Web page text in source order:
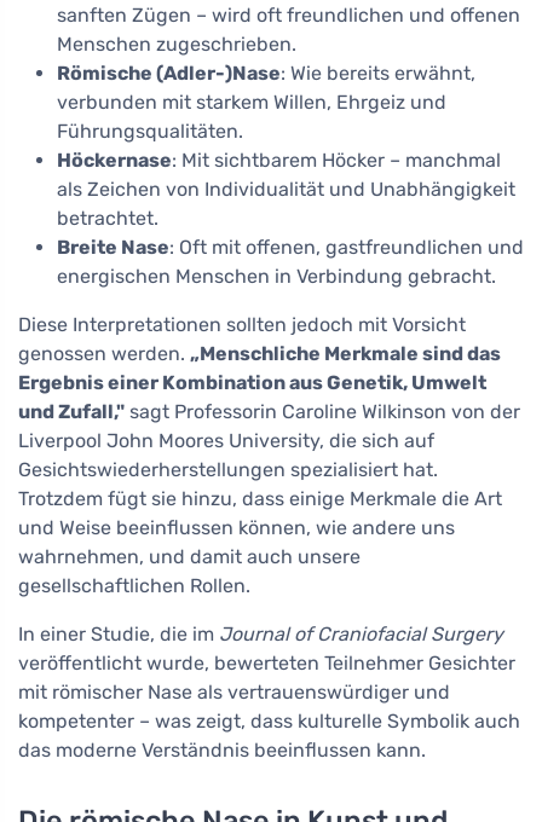
sanften Zügen – wird oft freundlichen und offenen
Menschen zugeschrieben.
Römische (Adler-)Nase: Wie bereits erwähnt,
verbunden mit starkem Willen, Ehrgeiz und
Führungsqualitäten.
Höckernase: Mit sichtbarem Höcker – manchmal
als Zeichen von Individualität und Unabhängigkeit
betrachtet.
Breite Nase: Oft mit offenen, gastfreundlichen und
energischen Menschen in Verbindung gebracht.
Diese Interpretationen sollten jedoch mit Vorsicht
genossen werden. „Menschliche Merkmale sind das
Ergebnis einer Kombination aus Genetik, Umwelt
und Zufall," sagt Professorin Caroline Wilkinson von der
Liverpool John Moores University, die sich auf
Gesichtswiederherstellungen spezialisiert hat.
Trotzdem fügt sie hinzu, dass einige Merkmale die Art
und Weise beeinflussen können, wie andere uns
wahrnehmen, und damit auch unsere
gesellschaftlichen Rollen.
In einer Studie, die im Journal of Craniofacial Surgery
veröffentlicht wurde, bewerteten Teilnehmer Gesichter
mit römischer Nase als vertrauenswürdiger und
kompetenter – was zeigt, dass kulturelle Symbolik auch
das moderne Verständnis beeinflussen kann.